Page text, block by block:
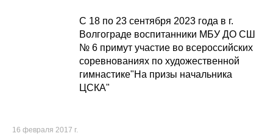
С 18 по 23 сентября 2023 года в г.
Волгограде воспитанники МБУ ДО СШ
№ 6 примут участие во всероссийских
соревнованиях по художественной
гимнастике"На призы начальника
ЦСКА"
16 февраля 2017 г.